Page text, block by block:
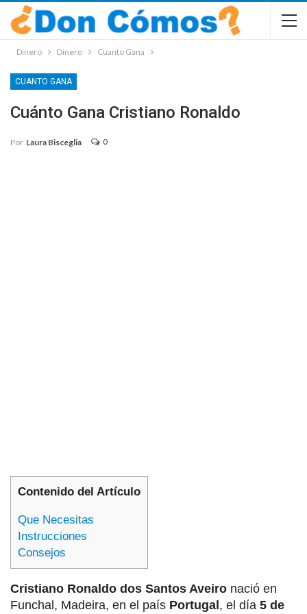
Dinero Dinero Cuanto Gana
CUANTO GANA
Cuánto Gana Cristiano Ronaldo
Por Laura Bisceglia 0
Contenido del Artículo
Que Necesitas
Instrucciones
Consejos
Cristiano Ronaldo dos Santos Aveiro nació en
Funchal, Madeira, en el país Portugal , el día 5 de